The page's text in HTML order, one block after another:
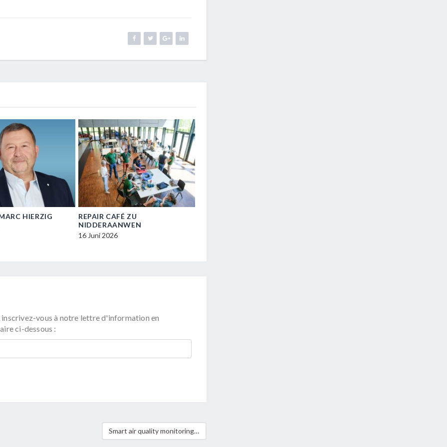
HIERZIG
REPAIR CAFÉ ZU
NIDDERAANWEN
16 Juni 2026
inscrivez-vous à notre lettre d'information en
ci-dessous :
Smart air quality monitoring